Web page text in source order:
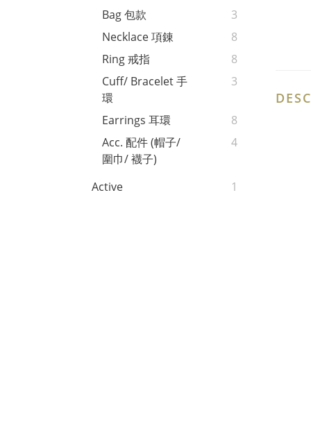
Bag 包款
3
Necklace 項錬
8
Ring 戒指
8
Cuff/ Bracelet 手
環
3
Earrings 耳環
8
Acc. 配件 (帽子/
圍巾/ 襪子)
4
Active 1